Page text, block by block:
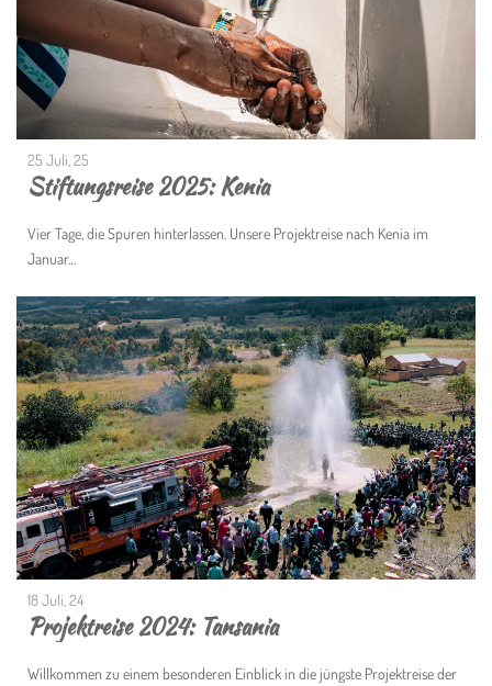
25 Juli, 25
Stiftungsreise 2025: Kenia
Vier Tage, die Spuren hinterlassen. Unsere Projektreise nach Kenia im
Januar…
18 Juli, 24
Projektreise 2024: Tansania
Willkommen zu einem besonderen Einblick in die jüngste Projektreise der